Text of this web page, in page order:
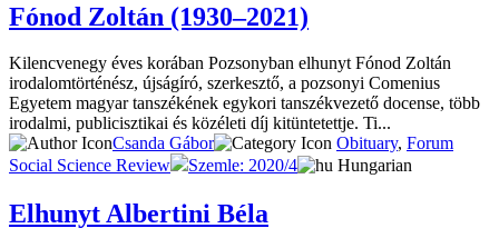
Fónod Zoltán (1930–2021)
Kilencvenegy éves korában Pozsonyban elhunyt Fónod Zoltán
irodalomtörténész, újságíró, szerkesztő, a pozsonyi Comenius
Egyetem magyar tanszékének egykori tanszékvezető docense, több
irodalmi, publicisztikai és közéleti díj kitüntetettje. Ti...
Csanda Gábor
Obituary, Forum
Social Science Review
Szemle: 2020/4 Hungarian
Elhunyt Albertini Béla